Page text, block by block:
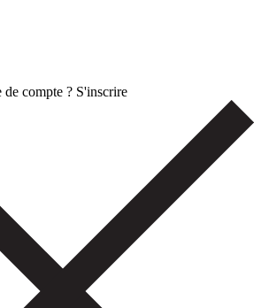
de compte ? S'inscrire